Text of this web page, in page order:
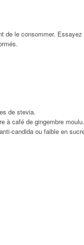
le consommer. Essayez
de stevia.
à café de gingembre moulu.
candida ou faible en